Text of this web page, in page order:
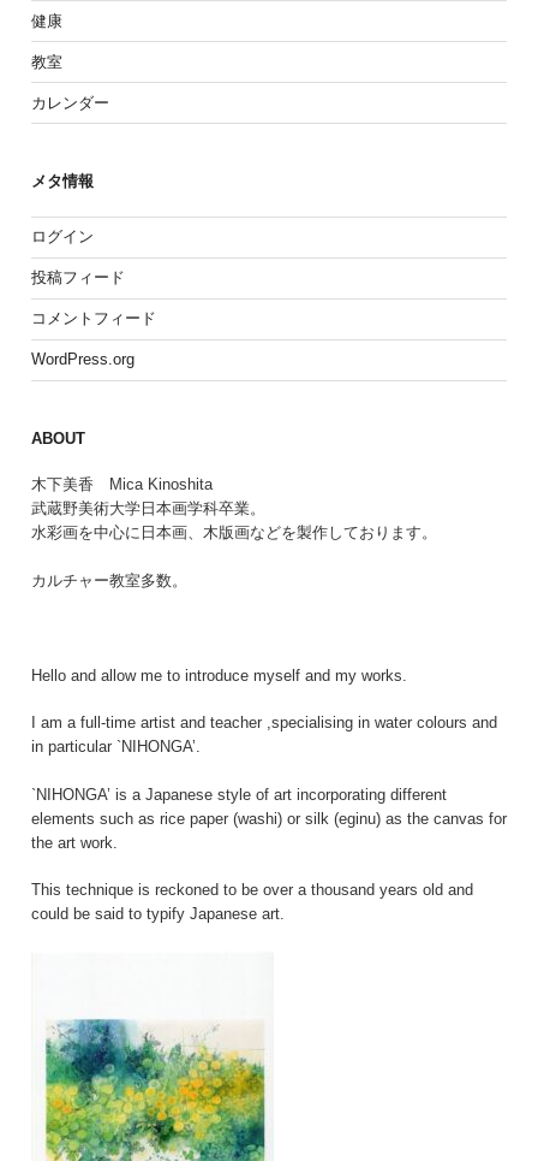
健康
教室
カレンダー
メタ情報
ログイン
投稿フィード
コメントフィード
WordPress.org
ABOUT
木下美香 Mica Kinoshita
武蔵野美術大学日本画学科卒業。
水彩画を中心に日本画、木版画などを製作しております。
カルチャー教室多数。
Hello and allow me to introduce myself and my works.
I am a full-time artist and teacher ,specialising in water colours and
in particular `NIHONGA’.
`NIHONGA’ is a Japanese style of art incorporating different
elements such as rice paper (washi) or silk (eginu) as the canvas for
the art work.
This technique is reckoned to be over a thousand years old and
could be said to typify Japanese art.